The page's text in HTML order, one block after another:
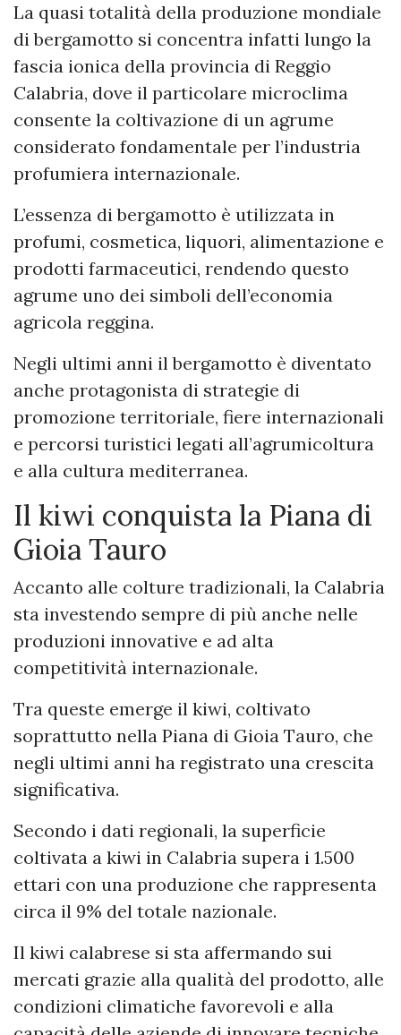
La quasi totalità della produzione mondiale
di bergamotto si concentra infatti lungo la
fascia ionica della provincia di Reggio
Calabria, dove il particolare microclima
consente la coltivazione di un agrume
considerato fondamentale per l’industria
profumiera internazionale.
L’essenza di bergamotto è utilizzata in
profumi, cosmetica, liquori, alimentazione e
prodotti farmaceutici, rendendo questo
agrume uno dei simboli dell’economia
agricola reggina.
Negli ultimi anni il bergamotto è diventato
anche protagonista di strategie di
promozione territoriale, fiere internazionali
e percorsi turistici legati all’agrumicoltura
e alla cultura mediterranea.
Il kiwi conquista la Piana di
Gioia Tauro
Accanto alle colture tradizionali, la Calabria
sta investendo sempre di più anche nelle
produzioni innovative e ad alta
competitività internazionale.
Tra queste emerge il kiwi, coltivato
soprattutto nella Piana di Gioia Tauro, che
negli ultimi anni ha registrato una crescita
significativa.
Secondo i dati regionali, la superficie
coltivata a kiwi in Calabria supera i 1.500
ettari con una produzione che rappresenta
circa il 9% del totale nazionale.
Il kiwi calabrese si sta affermando sui
mercati grazie alla qualità del prodotto, alle
condizioni climatiche favorevoli e alla